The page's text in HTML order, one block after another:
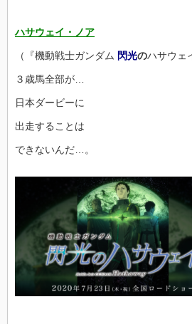
ハサウェイ・ノア
（『機動戦士ガンダム 閃光のハサウェ
３歳馬全部が…
日本ダービーに
出走することは
できないんだ…。